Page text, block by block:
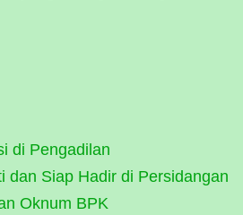
di Pengadilan
dan Siap Hadir di Persidangan
Oknum BPK